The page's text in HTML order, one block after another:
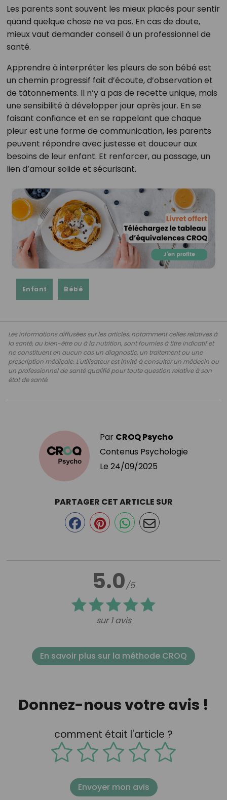
Les parents sont souvent les mieux placés pour sentir
quand quelque chose ne va pas. En cas de doute,
mieux vaut demander conseil à un professionnel de
santé.
Apprendre à interpréter les pleurs de son bébé est
un chemin progressif fait d’écoute, d’observation et
de tâtonnements. Il n’y a pas de recette unique, mais
une sensibilité à développer jour après jour. En se
faisant confiance et en se rappelant que chaque
pleur est une forme de communication, les parents
peuvent répondre avec justesse et douceur aux
besoins de leur enfant. Et renforcer, au passage, un
lien d’amour solide et sécurisant.
Enfant Bébé
Les informations diffusées sur les articles, notamment celles relatives à
la santé, au bien-être ou à la nutrition, sont fournies à titre indicatif et
ne constituent en aucun cas un diagnostic, un traitement ou une
prescription médicale. L'utilisateur est invité à consulter un médecin ou
un professionnel de santé qualifié pour toute question relative à son
état de santé.
Par CROQ Psycho
Contenus Psychologie
Le 24/09/2025
5.0/5
sur 1 avis
PARTAGER CET ARTICLE SUR
En savoir plus sur la méthode CROQ
Donnez-nous votre avis !
comment était l'article ?
Envoyer mon avis